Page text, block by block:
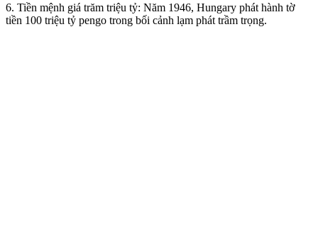
6. Tiền mệnh giá trăm triệu tỷ: Năm 1946, Hungary phát hành tờ
tiền 100 triệu tỷ pengo trong bối cảnh lạm phát trầm trọng.